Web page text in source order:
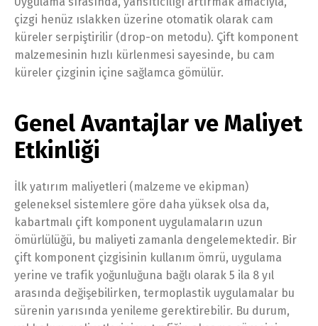
çizgi henüz ıslakken üzerine otomatik olarak cam
küreler serpiştirilir (drop-on metodu). Çift komponent
malzemesinin hızlı kürlenmesi sayesinde, bu cam
küreler çizginin içine sağlamca gömülür.
Genel Avantajlar ve Maliyet
Etkinliği
İlk yatırım maliyetleri (malzeme ve ekipman)
geleneksel sistemlere göre daha yüksek olsa da,
kabartmalı çift komponent uygulamaların uzun
ömürlülüğü, bu maliyeti zamanla dengelemektedir. Bir
çift komponent çizgisinin kullanım ömrü, uygulama
yerine ve trafik yoğunluğuna bağlı olarak 5 ila 8 yıl
arasında değişebilirken, termoplastik uygulamalar bu
sürenin yarısında yenileme gerektirebilir. Bu durum,